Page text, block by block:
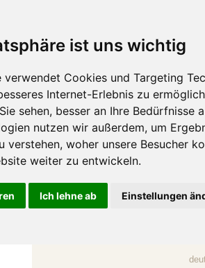
ist uns wichtig
verwendet Cookies und Targeting
Internet-Erlebnis zu
sehen, besser an Ihre Bedürfnisse
nutzen wir außerdem, um
verstehen, woher unsere Besucher
weiter zu entwickeln.
Ich lehne ab Einstellungen